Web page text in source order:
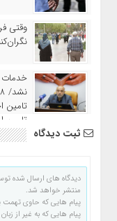
وقتی
تامین
تامین
ثبت دیدگاه
دیدگاه های ارسال شده
منتشر خواهد شد.
پیام هایی که حاوی تهمت
پیام هایی که به غیر از